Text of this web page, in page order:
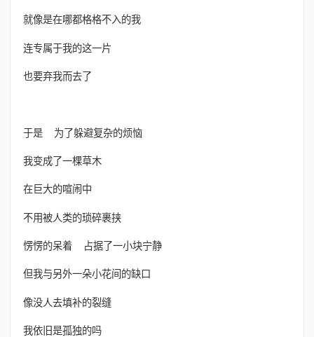
就像是在哪都格格不入的我
连专属于我的这一片
也要弃我而去了
于是 为了躲避复杂的烦恼
我变成了一棵草木
在巨大的喧闹中
不用被人类的琐碎裹挟
愣愣的呆着 占据了一小块宁静
但我与另外一朵小花间的缺口
像没人去填补的裂缝
我依旧是孤独的吗